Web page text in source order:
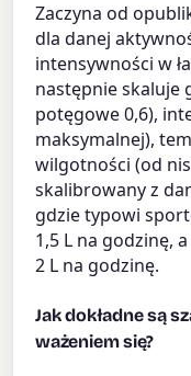
Zaczyna od
dla danej
intensywności w
następnie skaluje
potęgowe 0,6),
maksymalnej),
wilgotności (od
skalibrowany z
gdzie typowi
1,5 L na godzinę,
2 L na godzinę.
Jak dokładne są
ważeniem się?